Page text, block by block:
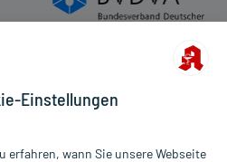
Einstellungen
erfahren, wann Sie unsere Webseite